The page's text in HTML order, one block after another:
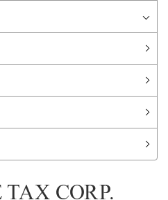
礎講座
理総務書式集
のお仕事カレンダー